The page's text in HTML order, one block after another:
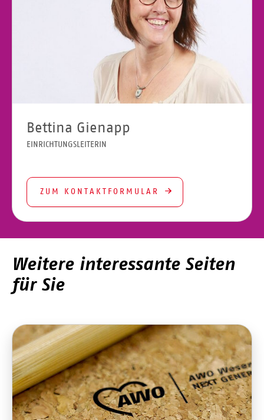
Bettina Gienapp
EINRICHTUNGSLEITERIN
ZUM KONTAKTFORMULAR
Weitere interessante Seiten
für Sie